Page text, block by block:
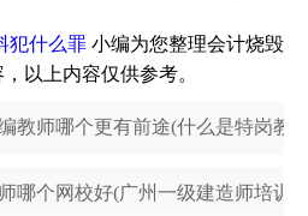
犯什么罪 小编为您整理会计烧毁
以上内容仅供参考。
教师哪个更有前途(什么是特岗教
哪个网校好(广州一级建造师培训